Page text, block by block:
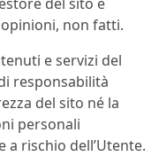
non fatti.
e servizi del
responsabilità
del sito né la
personali
rischio dell’Utente.